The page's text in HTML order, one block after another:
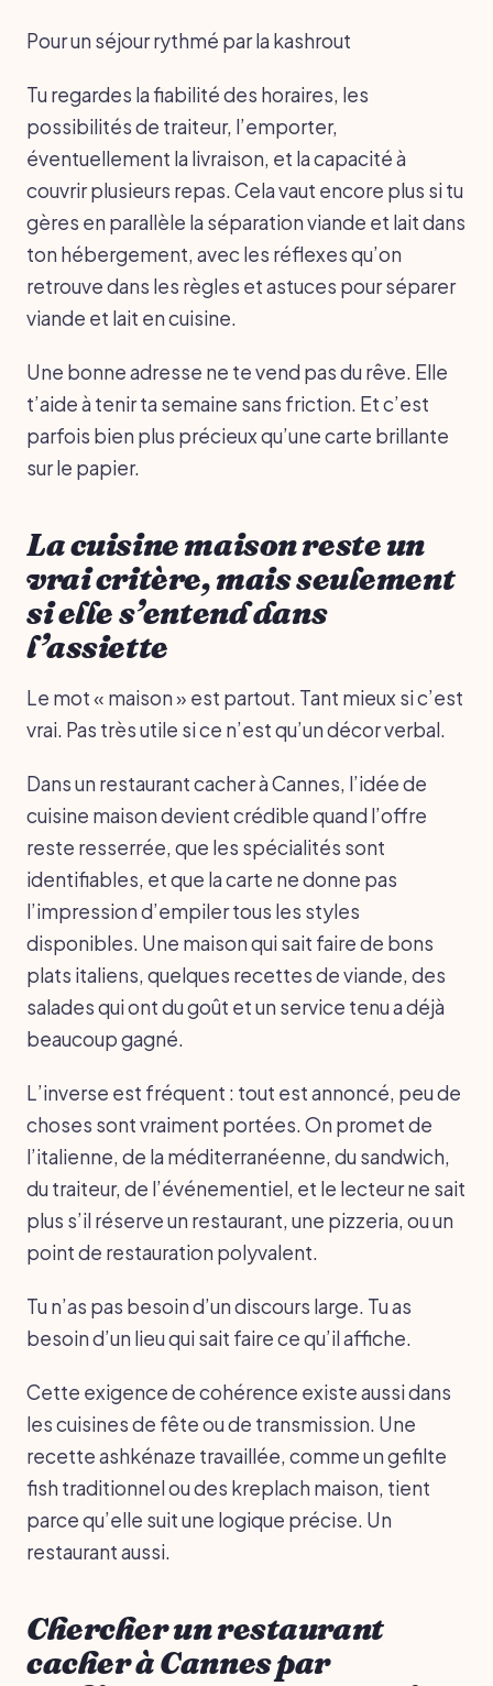
Pour un séjour rythmé par la kashrout
Tu regardes la fiabilité des horaires, les
possibilités de traiteur, l’emporter,
éventuellement la livraison, et la capacité à
couvrir plusieurs repas. Cela vaut encore plus si tu
gères en parallèle la séparation viande et lait dans
ton hébergement, avec les réflexes qu’on
retrouve dans les règles et astuces pour séparer
viande et lait en cuisine.
Une bonne adresse ne te vend pas du rêve. Elle
t’aide à tenir ta semaine sans friction. Et c’est
parfois bien plus précieux qu’une carte brillante
sur le papier.
La cuisine maison reste un
vrai critère, mais seulement
si elle s’entend dans
l’assiette
Le mot « maison » est partout. Tant mieux si c’est
vrai. Pas très utile si ce n’est qu’un décor verbal.
Dans un restaurant cacher à Cannes, l’idée de
cuisine maison devient crédible quand l’offre
reste resserrée, que les spécialités sont
identifiables, et que la carte ne donne pas
l’impression d’empiler tous les styles
disponibles. Une maison qui sait faire de bons
plats italiens, quelques recettes de viande, des
salades qui ont du goût et un service tenu a déjà
beaucoup gagné.
L’inverse est fréquent : tout est annoncé, peu de
choses sont vraiment portées. On promet de
l’italienne, de la méditerranéenne, du sandwich,
du traiteur, de l’événementiel, et le lecteur ne sait
plus s’il réserve un restaurant, une pizzeria, ou un
point de restauration polyvalent.
Tu n’as pas besoin d’un discours large. Tu as
besoin d’un lieu qui sait faire ce qu’il affiche.
Cette exigence de cohérence existe aussi dans
les cuisines de fête ou de transmission. Une
recette ashkénaze travaillée, comme un gefilte
fish traditionnel ou des kreplach maison, tient
parce qu’elle suit une logique précise. Un
restaurant aussi.
Chercher un restaurant
cacher à Cannes par